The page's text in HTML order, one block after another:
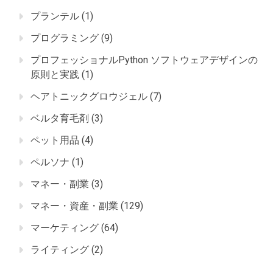
プランテル (1)
プログラミング (9)
プロフェッショナルPython ソフトウェアデザインの
原則と実践 (1)
ヘアトニックグロウジェル (7)
ベルタ育毛剤 (3)
ペット用品 (4)
ペルソナ (1)
マネー・副業 (3)
マネー・資産・副業 (129)
マーケティング (64)
ライティング (2)